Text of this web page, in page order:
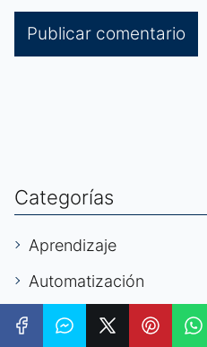
Categorías
Aprendizaje
Automatización
Autónomos